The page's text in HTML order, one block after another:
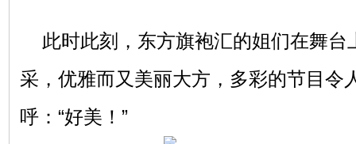
此时此刻，东方旗袍汇的姐们在舞台
采，优雅而又美丽大方，多彩的节目令
呼：“好美！”